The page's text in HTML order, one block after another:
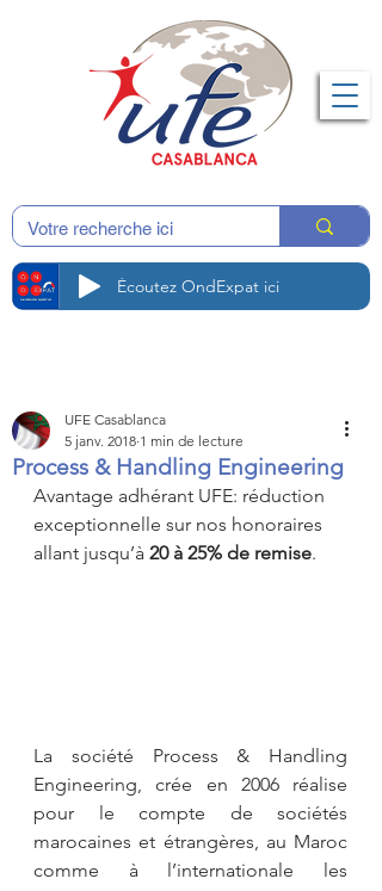
Écoutez OndExpat ici
Process & Handling Engineering
UFE Casablanca
5 janv. 2018 1 min de lecture
Avantage adhérant UFE: réduction
exceptionnelle sur nos honoraires
allant jusqu’à 20 à 25% de remise.
La société Process & Handling
Engineering, crée en 2006 réalise
pour le compte de sociétés
marocaines et étrangères, au Maroc
comme à l’internationale les